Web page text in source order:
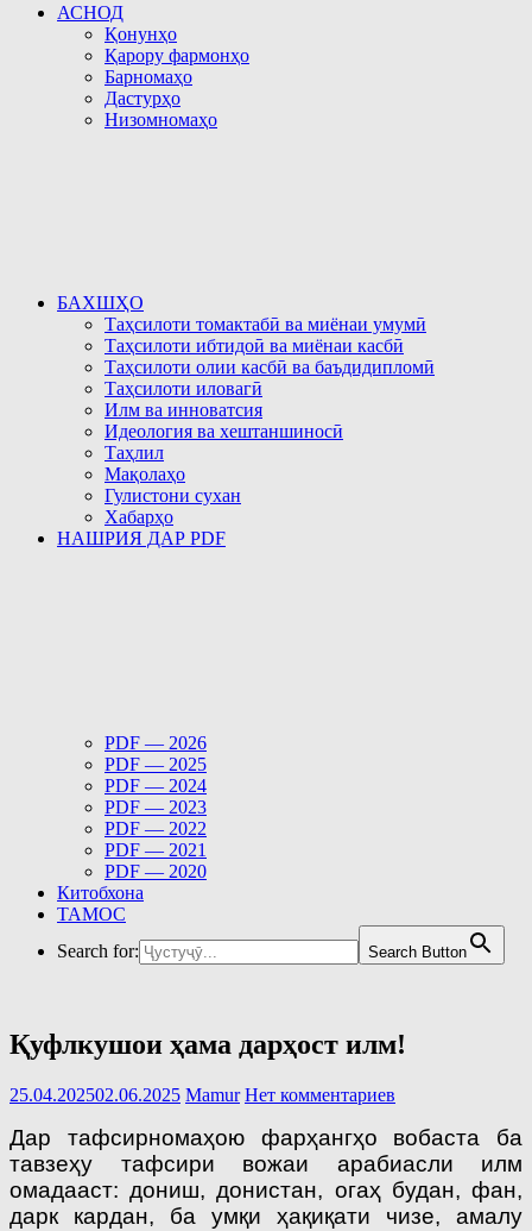
АСНОД
Қонунҳо
Қарору фармонҳо
Барномаҳо
Дастурҳо
Низомномаҳо
БАХШҲО
Таҳсилоти томактабӣ ва миёнаи умумӣ
Таҳсилоти ибтидоӣ ва миёнаи касбӣ
Таҳсилоти олии касбӣ ва баъдидипломӣ
Таҳсилоти иловагӣ
Илм ва инноватсия
Идеология ва хештаншиносӣ
Таҳлил
Мақолаҳо
Гулистони сухан
Хабарҳо
НАШРИЯ ДАР PDF
PDF — 2026
PDF — 2025
PDF — 2024
PDF — 2023
PDF — 2022
PDF — 2021
PDF — 2020
Китобхона
ТАМОС
Search for:
Search Button
Қуфлкушои ҳама дарҳост илм!
25.04.202502.06.2025 Mamur Нет комментариев
Дар тафсирномаҳою фарҳангҳо вобаста ба
тавзеҳу тафсири вожаи арабиасли илм
омадааст: дониш, донистан, огаҳ будан, фан,
дарк кардан, ба умқи ҳақиқати чизе, амалу